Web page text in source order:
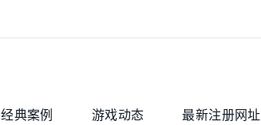
经典案例 游戏动态 最新注册网址